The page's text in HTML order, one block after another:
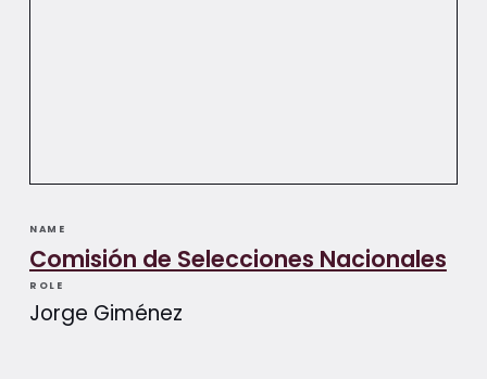
NAME
Comisión de Selecciones Nacionales
ROLE
Jorge Giménez